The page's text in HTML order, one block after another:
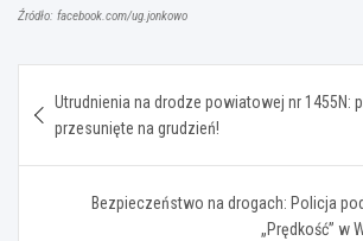
Źródło: facebook.com/ug.jonkowo
wpisu
Utrudnienia na drodze powiatowej nr 1455N:
przesunięte na grudzień!
Bezpieczeństwo na drogach: Policja
„Prędkość” w